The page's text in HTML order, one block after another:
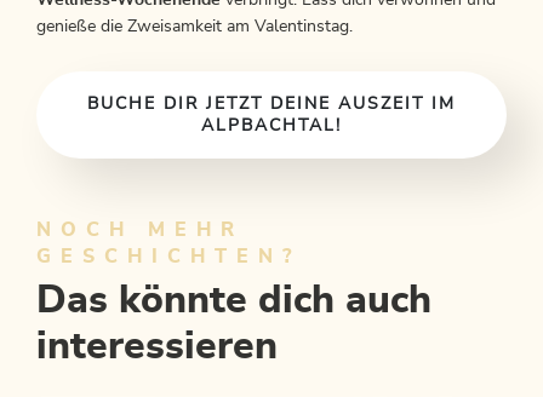
genieße die Zweisamkeit am Valentinstag.
BUCHE DIR JETZT DEINE AUSZEIT IM
ALPBACHTAL!
NOCH MEHR
GESCHICHTEN?
Das könnte dich auch
interessieren